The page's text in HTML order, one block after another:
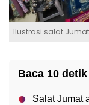
Ilustrasi salat
Baca 10 detik
Salat Jumat